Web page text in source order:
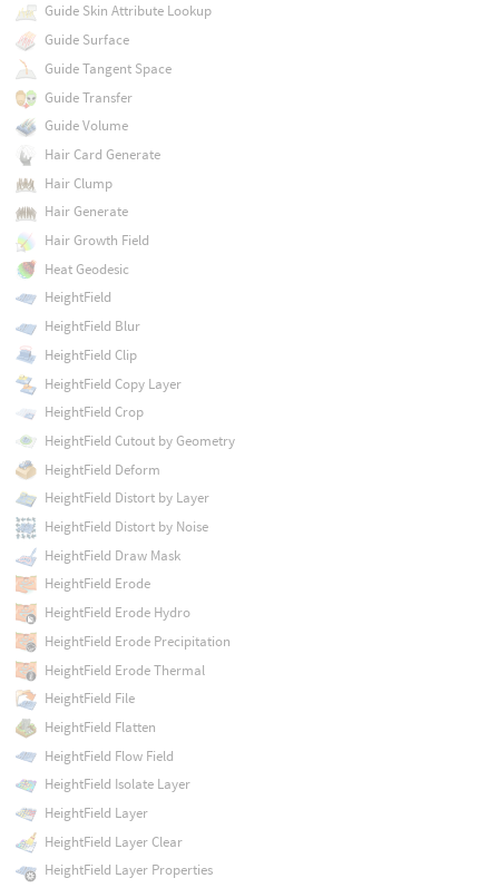
Guide Skin Attribute Lookup
Guide Surface
Guide Tangent Space
Guide Transfer
Guide Volume
Hair Card Generate
Hair Clump
Hair Generate
Hair Growth Field
Heat Geodesic
HeightField
HeightField Blur
HeightField Clip
HeightField Copy Layer
HeightField Crop
HeightField Cutout by Geometry
HeightField Deform
HeightField Distort by Layer
HeightField Distort by Noise
HeightField Draw Mask
HeightField Erode
HeightField Erode Hydro
HeightField Erode Precipitation
HeightField Erode Thermal
HeightField File
HeightField Flatten
HeightField Flow Field
HeightField Isolate Layer
HeightField Layer
HeightField Layer Clear
HeightField Layer Properties